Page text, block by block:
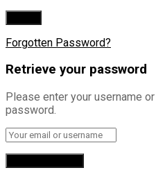
Forgotten Password?
Retrieve your password
Please enter your username
password.